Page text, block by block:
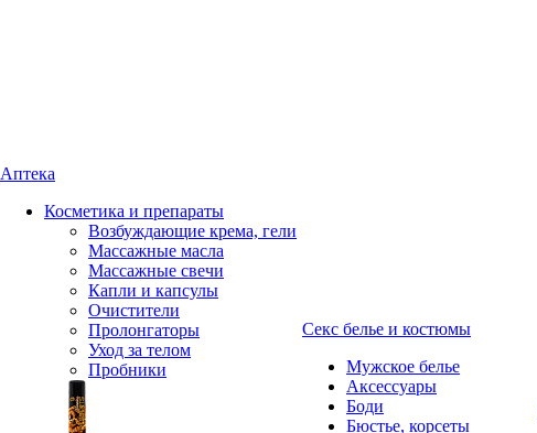
Аптека
Косметика и препараты
Возбуждающие крема, гели
Массажные масла
Массажные свечи
Капли и капсулы
Очистители
Пролонгаторы
Уход за телом
Пробники
Секс белье и костюмы
Мужское белье
Аксессуары
Боди
Бюстье, корсеты